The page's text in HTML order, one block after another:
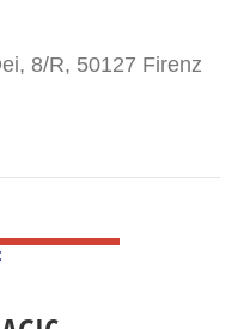
8/R, 50127 Firenz